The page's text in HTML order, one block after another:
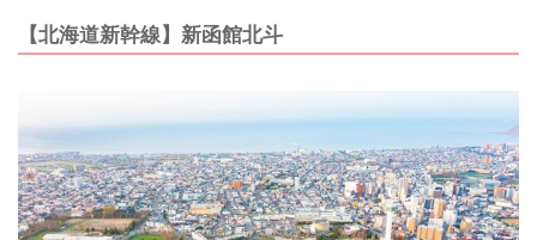
【北海道新幹線】新函館北斗